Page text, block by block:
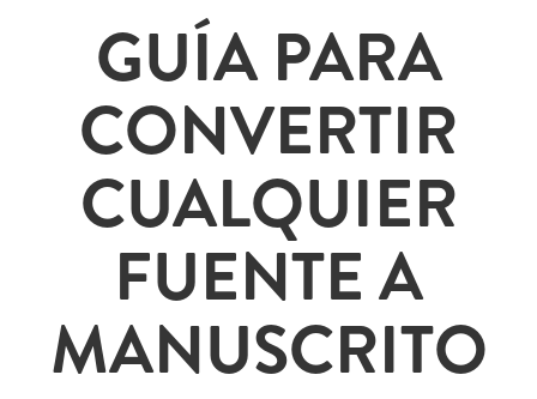
GUÍA PARA
CONVERTIR
CUALQUIER
FUENTE A
MANUSCRITO